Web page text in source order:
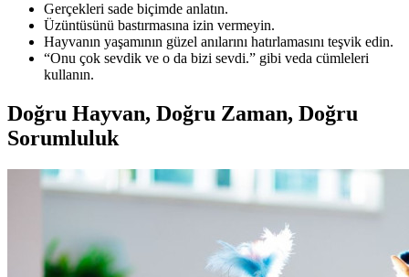
Gerçekleri sade biçimde anlatın.
Üzüntüsünü bastırmasına izin vermeyin.
Hayvanın yaşamının güzel anılarını hatırlamasını teşvik edin.
“Onu çok sevdik ve o da bizi sevdi.” gibi veda cümleleri
kullanın.
Doğru Hayvan, Doğru Zaman, Doğru
Sorumluluk